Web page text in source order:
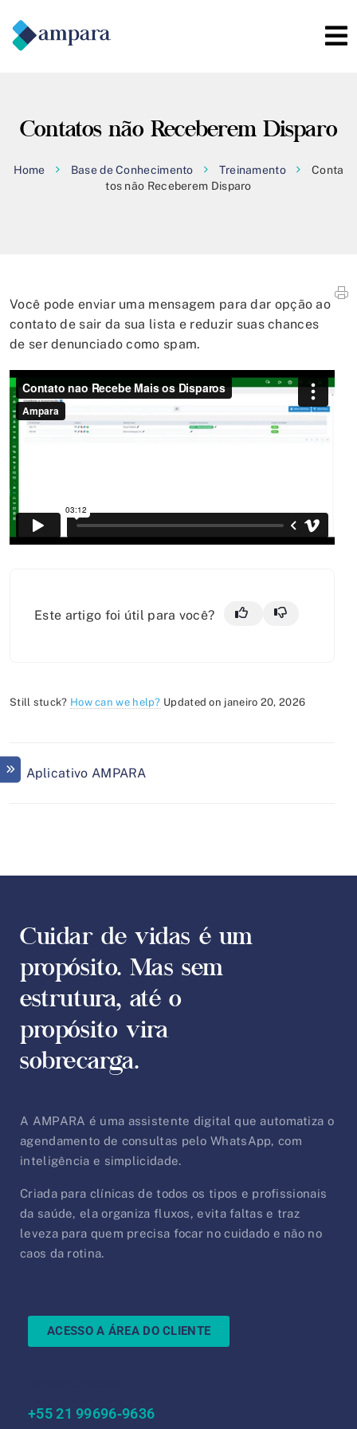
Contatos não Receberem Disparo
Home Base de Conhecimento Treinamento
Conta
tos não Receberem Disparo
Você pode enviar uma mensagem para dar opção ao
contato de sair da sua lista e reduzir suas chances
de ser denunciado como spam.
Este artigo foi útil para você?
Still stuck? How can we help? Updated on janeiro 20, 2026
← Aplicativo AMPARA
Cuidar de vidas é um
propósito. Mas sem
estrutura, até o
propósito vira
sobrecarga.
A AMPARA é uma assistente digital que automatiza o
agendamento de consultas pelo WhatsApp, com
inteligência e simplicidade.
Criada para clínicas de todos os tipos e profissionais
da saúde, ela organiza fluxos, evita faltas e traz
leveza para quem precisa focar no cuidado e não no
caos da rotina.
ACESSO A ÁREA DO CLIENTE
‪+55 21 99696‑9636‬